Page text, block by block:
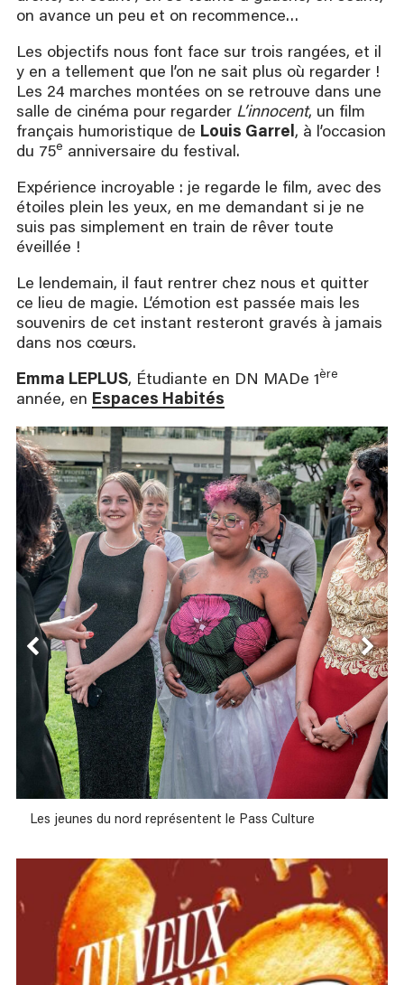
on avance un peu et on recommence…
Les objectifs nous font face sur trois rangées, et il
y en a tellement que l’on ne sait plus où regarder !
Les 24 marches montées on se retrouve dans une
salle de cinéma pour regarder L’innocent, un film
français humoristique de Louis Garrel, à l’occasion
du 75e anniversaire du festival.
Expérience incroyable : je regarde le film, avec des
étoiles plein les yeux, en me demandant si je ne
suis pas simplement en train de rêver toute
éveillée !
Le lendemain, il faut rentrer chez nous et quitter
ce lieu de magie. L’émotion est passée mais les
souvenirs de cet instant resteront gravés à jamais
dans nos cœurs.
Emma LEPLUS, Étudiante en DN MADe 1ère
année, en Espaces Habités
Les jeunes du nord représentent le Pass Culture